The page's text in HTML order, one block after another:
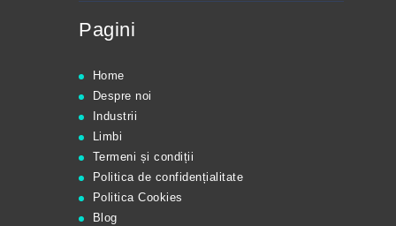
Pagini
Home
Despre noi
Industrii
Limbi
Termeni și condiții
Politica de confidențialitate
Politica Cookies
Blog